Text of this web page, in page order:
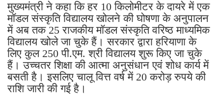
मुख्यमंत्री ने कहा कि हर 10 किलोमीटर के दायरे में एक
मॉडल संस्कृति विद्यालय खोलने की घोषणा के अनुपालन
में अब तक 25 राजकीय मॉडल संस्कृति वरिष्ठ माध्यमिक
विद्यालय खोले जा चुके हैं। सरकार द्वारा हरियाणा के
लिए कुल 250 पी.एम. श्री विद्यालय शुरू किए जा चुके
हैं। उच्चतर शिक्षा की आत्मा अनुसंधान एवं शोध कार्य में
बसती है। इसलिए चालू वित्त वर्ष में 20 करोड़ रुपये की
राशि जारी की गई है।